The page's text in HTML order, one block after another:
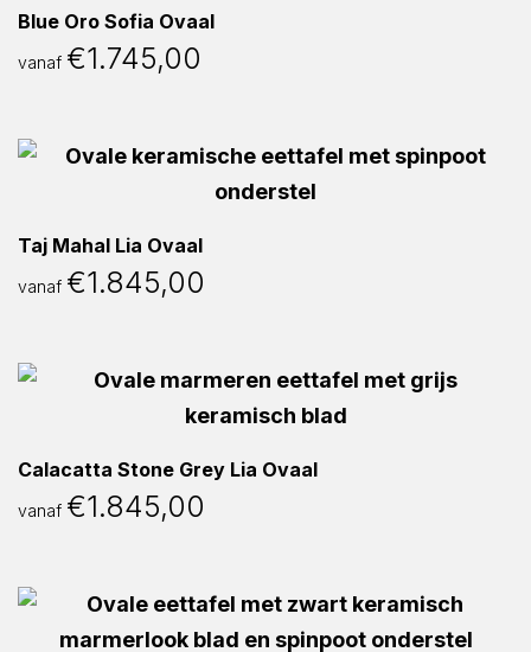
Blue Oro Sofia Ovaal
vanaf €1.745,00
Taj Mahal Lia Ovaal
vanaf €1.845,00
Calacatta Stone Grey Lia Ovaal
vanaf €1.845,00